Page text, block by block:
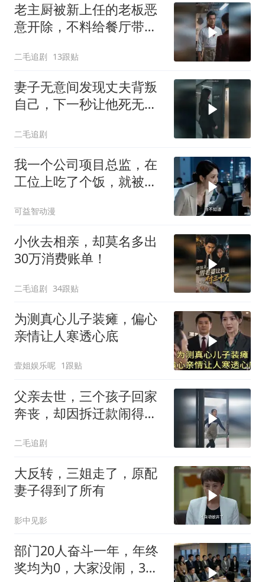
老主厨被新上任的老板恶
意开除，不料给餐厅带来
二毛追剧 13跟贴
妻子无意间发现丈夫背叛
自己，下一秒让他死无葬
二毛追剧
我一个公司项目总监，在
工位上吃了个饭，就被新
可益智动漫
小伙去相亲，却莫名多出
30万消费账单！
二毛追剧 34跟贴
为测真心儿子装瘫，偏心
亲情让人寒透心底
壹姐娱乐呢 1跟贴
父亲去世，三个孩子回家
奔丧，却因拆迁款闹得死
二毛追剧
大反转，三姐走了，原配
妻子得到了所有
影中见影
部门20人奋斗一年，年终
奖均为0，大家没闹，3天